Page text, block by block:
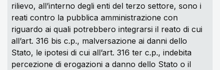
rilievo, all’interno degli enti del terzo settore, sono i
reati contro la pubblica amministrazione con
riguardo ai quali potrebbero integrarsi il reato di cui
all’art. 316 bis c.p., malversazione ai danni dello
Stato, le ipotesi di cui all’art. 316 ter c.p., indebita
percezione di erogazioni a danno dello Stato o il